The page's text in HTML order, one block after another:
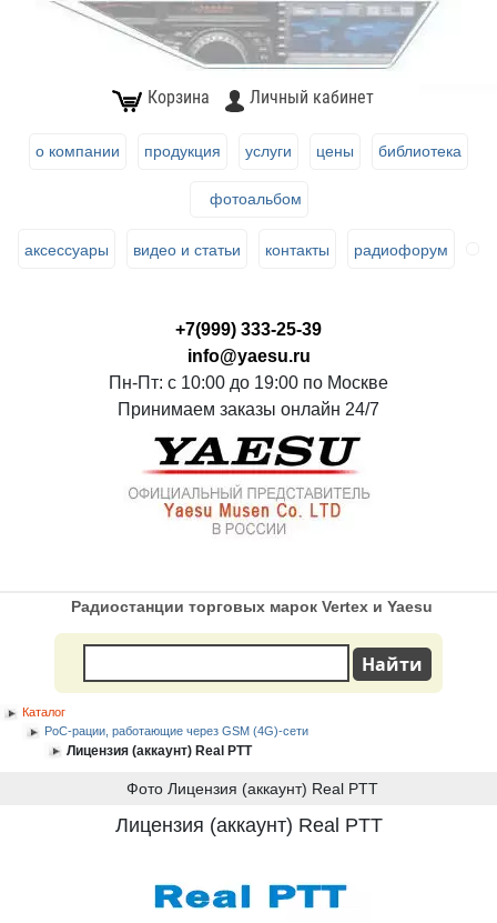
Корзина Личный кабинет
о компании продукция услуги цены библиотека
фотоальбом
аксессуары видео и статьи контакты радиофорум
+7(999) 333-25-39
info@yaesu.ru
Пн-Пт: с 10:00 до 19:00 по Москве
Принимаем заказы онлайн 24/7
Радиостанции торговых марок Vertex и Yaesu
Каталог
PoC-рации, работающие через GSM (4G)-сети
Лицензия (аккаунт) Real PTT
Фото Лицензия (аккаунт) Real PTT
Лицензия (аккаунт) Real PTT